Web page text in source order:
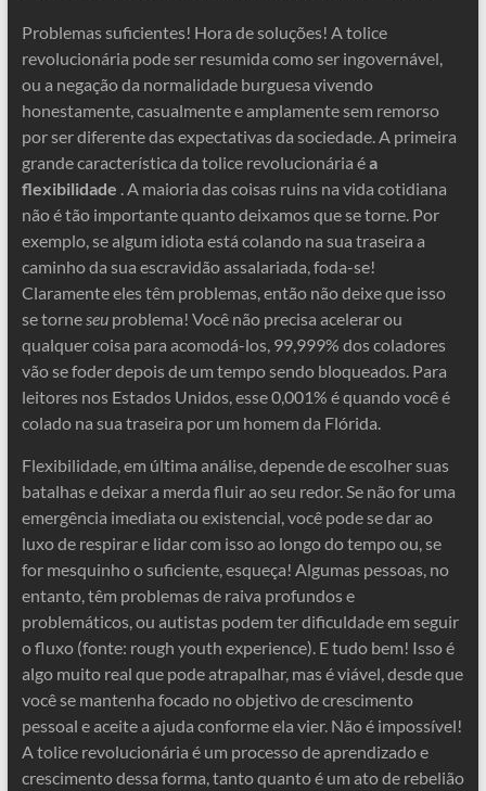
Problemas suficientes! Hora de soluções! A tolice
revolucionária pode ser resumida como ser ingovernável,
ou a negação da normalidade burguesa vivendo
honestamente, casualmente e amplamente sem remorso
por ser diferente das expectativas da sociedade. A primeira
grande característica da tolice revolucionária éa
flexibilidade . A maioria das coisas ruins na vida cotidiana
não é tão importante quanto deixamos que se torne. Por
exemplo, se algum idiota está colando na sua traseira a
caminho da sua escravidão assalariada, foda-se!
Claramente eles têm problemas, então não deixe que isso
se torneseuproblema! Você não precisa acelerar ou
qualquer coisa para acomodá-los, 99,999% dos coladores
vão se foder depois de um tempo sendo bloqueados. Para
leitores nos Estados Unidos, esse 0,001% é quando você é
colado na sua traseira por um homem da Flórida.
Flexibilidade, em última análise, depende de escolher suas
batalhas e deixar a merda fluir ao seu redor. Se não for uma
emergência imediata ou existencial, você pode se dar ao
luxo de respirar e lidar com isso ao longo do tempo ou, se
for mesquinho o suficiente, esqueça! Algumas pessoas, no
entanto, têm problemas de raiva profundos e
problemáticos, ou autistas podem ter dificuldade em seguir
o fluxo (fonte: rough youth experience). E tudo bem! Isso é
algo muito real que pode atrapalhar, mas é viável, desde que
você se mantenha focado no objetivo de crescimento
pessoal e aceite a ajuda conforme ela vier. Não é impossível!
A tolice revolucionária é um processo de aprendizado e
crescimento dessa forma, tanto quanto é um ato de rebelião